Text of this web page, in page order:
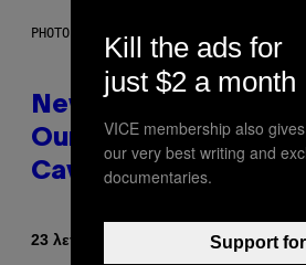
PHOTO: CSA-PRINTSTOCK / GETTY IMAGES
New Study Reveals
Our Friends the
Cavemen Did
23 λεπτά πριν Luis Prada
Kill the ads for
just $2 a month
VICE membership also
our very best writing and
documentaries.
Support